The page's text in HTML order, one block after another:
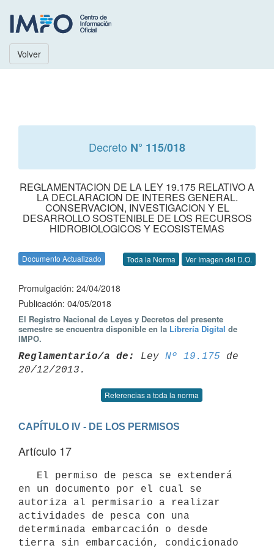
Volver
Decreto N° 115/018
REGLAMENTACION DE LA LEY 19.175 RELATIVO A
LA DECLARACION DE INTERES GENERAL.
CONSERVACION, INVESTIGACION Y EL
DESARROLLO SOSTENIBLE DE LOS RECURSOS
HIDROBIOLOGICOS Y ECOSISTEMAS
Documento Actualizado Toda la Norma Ver Imagen del D.O.
Promulgación: 24/04/2018
Publicación: 04/05/2018
El Registro Nacional de Leyes y Decretos del presente
semestre se encuentra disponible en la Librería Digital de
IMPO.
Reglamentario/a de: Ley Nº 19.175 de
Referencias a toda la norma
CAPÍTULO IV - DE LOS PERMISOS
Artículo 17
en un documento por el cual se
autoriza al permisario a realizar
actividades de pesca con una
determinada embarcación o desde
tierra sin embarcación, condicionado